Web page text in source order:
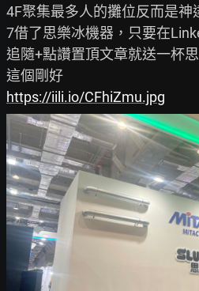
4F聚集最多人的攤位反而是
7借了思樂冰機器，只要在
追隨+點讚置頂文章就送一杯
https://iili.io/CFhiZmu.jpg